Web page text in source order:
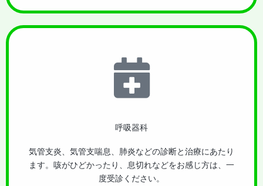
呼吸器科
気管支炎、気管支喘息、肺炎などの診断と治療にあたり
ます。咳がひどかったり、息切れなどをお感じ方は、一
度受診ください。